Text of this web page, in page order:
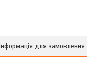
Інформація для замовлення